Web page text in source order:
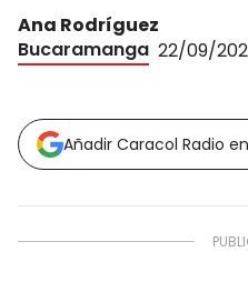
Ana Rodríguez
Bucaramanga 22/09/
Añadir Caracol Radio